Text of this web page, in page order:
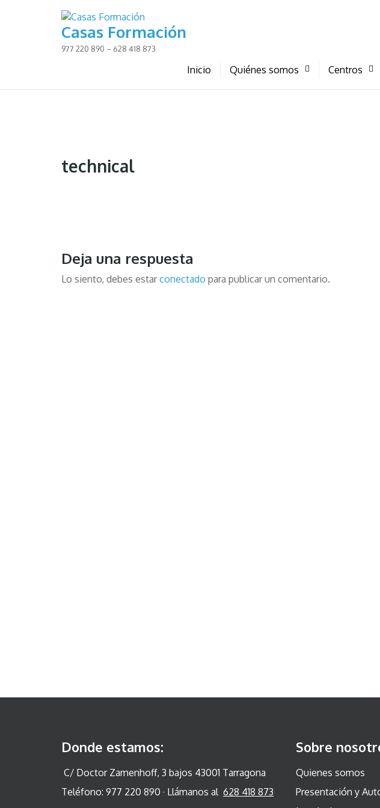
Casas Formación
977 220 890 – 628 418 873
Inicio Quiénes somos Centros
technical
Deja una respuesta
Lo siento, debes estarconectado para publicar un comentario.
Donde estamos:
C/ Doctor Zamenhoff, 3 bajos 43001 Tarragona
Teléfono: 977 220 890 · Llámanos al 628 418 873
Sobre
Quienes somos
Presentación y